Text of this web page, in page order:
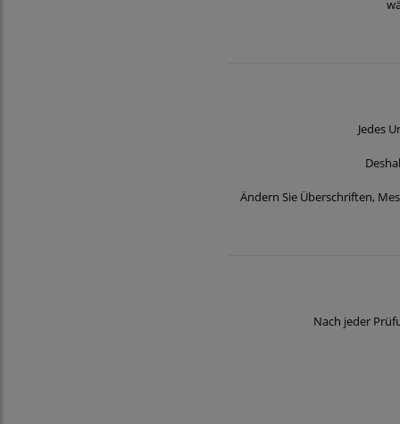
Jedes
Ändern Sie Überschriften,
Nach jeder